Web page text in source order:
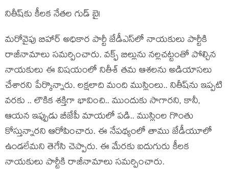
నితీష్‌కు కీల‌క నేత‌ల గుడ్ బై!
మ‌రోవైపు బిహార్ అధికార పార్టీ జేడీఎస్‌లో నాయ‌కులు పార్టీకి
రాజీనామాలు స‌మ‌ర్పించారు. వ‌క్ఫ్ బిల్లును న‌ల్ల‌చ‌ట్టంతో పోల్చిన
నాయ‌కులు ఈ విష‌యంలో నితీశ్ త‌మ ఆశ‌ల‌ను అడియాస‌లు
చేశార‌ని పేర్కొన్నారు. ల‌క్ష‌లాది మంది ముస్లింలు.. నితీష్‌ను ఇప్ప‌టి
వ‌ర‌కు .. లౌకిక శ‌క్తిగా భావించి.. ముందుకు సాగార‌ని, కానీ,
ఆయ‌న ఇప్పుడు బీజేపీ మాయ‌లో ప‌డి.. ముస్లింల గొంతు
కోస్తున్నార‌ని ఆరోపించారు. ఈ నేప‌థ్యంలో తాము జేడీయూలో
ఉండ‌లేమ‌ని తెగేసి చెప్పారు. ఈ మేర‌కు ఐదుగురు కీల‌క
నాయ‌కులు పార్టీకి రాజీనామాలు స‌మ‌ర్పించారు.